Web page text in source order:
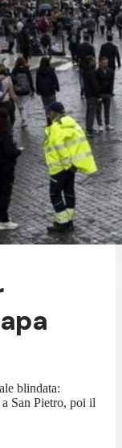
blindata:
San Pietro, poi il